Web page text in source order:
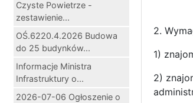
Czyste Powietrze -
zestawienie...
OŚ.6220.4.2026 Budowa
do 25 budynków...
Informacje Ministra
Infrastruktury o...
2026-07-06 Ogłoszenie o
2.
1)
2)